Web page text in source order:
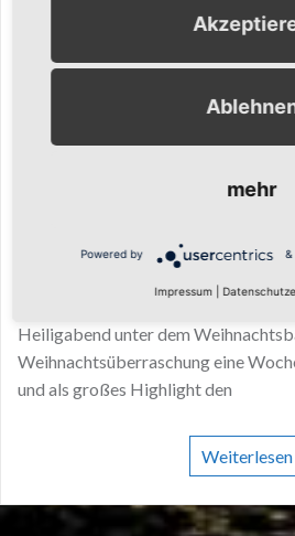
Bridge, Harry Potter und
Heiligabend unter dem
Weihnachtsüberraschung eine
und als großes Highlight den
Weiterlesen
mehr
Powered by &
Impressum